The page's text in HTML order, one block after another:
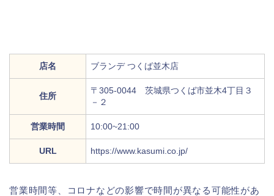
店名 ブランデ つくば並木店
住所
〒305-0044 茨城県つくば市並木4丁目３
－２
営業時間 10:00~21:00
URL https://www.kasumi.co.jp/
営業時間等、コロナなどの影響で時間が異なる可能性があ